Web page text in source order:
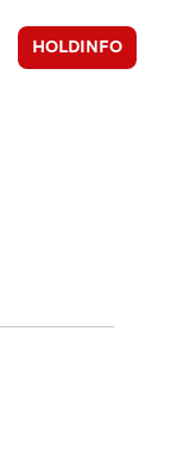
HOLDINFO